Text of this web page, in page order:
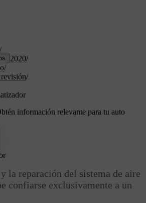
/
2020/
/
/
información relevante para tu auto
la reparación del sistema de aire
confiarse exclusivamente a un